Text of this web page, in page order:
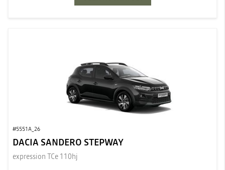
#5551A_26
DACIA SANDERO STEPWAY
expression TCe 110hj